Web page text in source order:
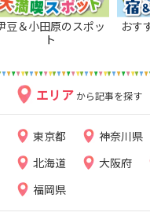
豆＆小田原のスポッ
ト
おす
エリア から記事を探す
東京都 神奈川県
北海道
大阪府
福岡県